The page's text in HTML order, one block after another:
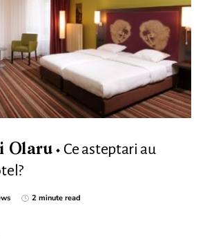
Olaru
Ce asteptari au
2 minute read